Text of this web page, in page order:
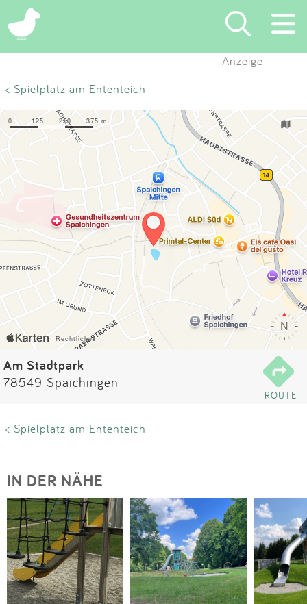
×
Suchen
Eintragen
App
Blog
Partner
Kontakt
Impressum
Anzeige
< Spielplatz am Ententeich
Am Stadtpark
78549 Spaichingen
ROUTE
< Spielplatz am Ententeich
IN DER NÄHE